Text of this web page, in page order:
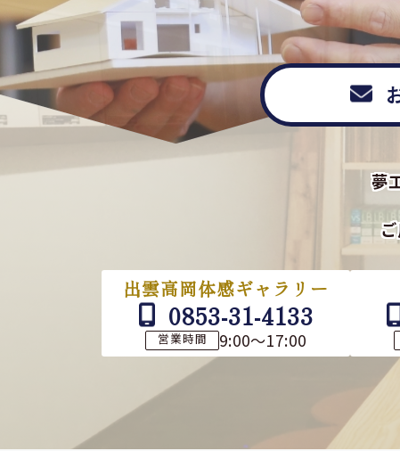
夢
出雲高岡体感ギャラリー
0853-31-4133
営業時間 9:00～17:00